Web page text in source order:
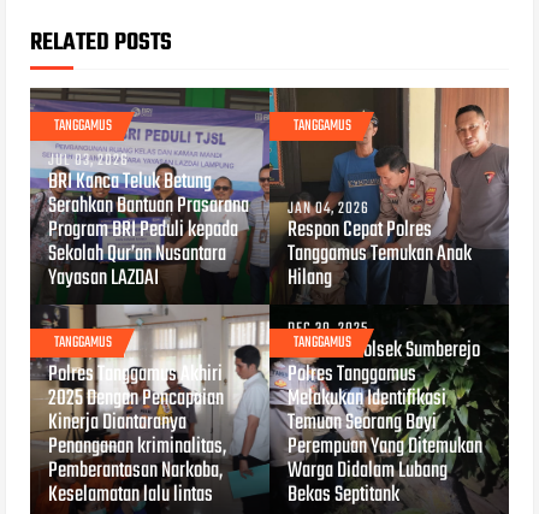
RELATED POSTS
TANGGAMUS
JUL 03, 2026
BRI Kanca Teluk Betung
Serahkan Bantuan Prasarana
Program BRI Peduli kepada
Sekolah Qur’an Nusantara
Yayasan LAZDAI
TANGGAMUS
JAN 04, 2026
Respon Cepat Polres
Tanggamus Temukan Anak
Hilang
TANGGAMUS
DEC 31, 2025
Polres Tanggamus Akhiri
2025 Dengan Pencapaian
Kinerja Diantaranya
Penanganan kriminalitas,
Pemberantasan Narkoba,
Keselamatan lalu lintas
TANGGAMUS
DEC 30, 2025
Personel Polsek Sumberejo
Polres Tanggamus
Melakukan Identifikasi
Temuan Seorang Bayi
Perempuan Yang Ditemukan
Warga Didalam Lubang
Bekas Septitank